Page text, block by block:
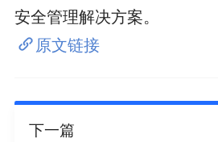
安全管理解决方案。
原文链接
下一篇